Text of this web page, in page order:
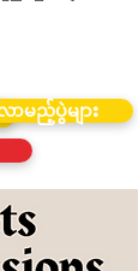
ာမည့်ပွဲများ